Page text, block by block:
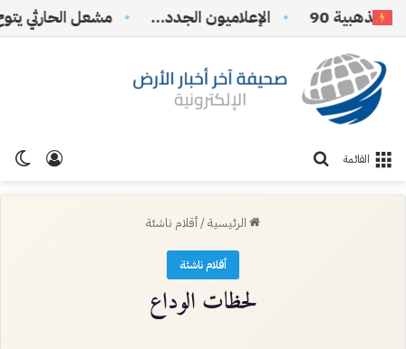
90 الإعلاميون الجدد…
تسجيل القائمة
الرئيسية/أقلام ناشئة
أقلام ناشئة
لحظات الوداع